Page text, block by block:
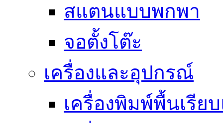
สแตนแบบพกพา
จอตั้งโต๊ะ
เครื่องและอุปกรณ์
เครื่องพิมพ์พื้นเรีย